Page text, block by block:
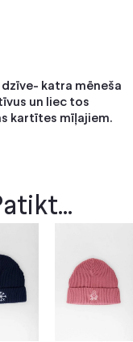
katra mēneša
un liec tos
kartītes mīļajiem.